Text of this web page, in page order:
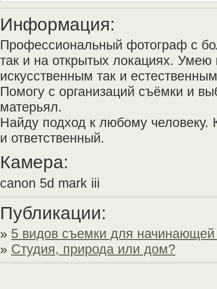
Информация:
Профессиональный фотограф с
так и на открытых локациях. Умею
искусственным так и
Помогу с организаций съёмки и
матерьял.
Найду подход к любому
и ответственный.
Камера:
canon 5d mark iii
Публикации:
» 5 видов съемки для
» Студия, природа или дом?